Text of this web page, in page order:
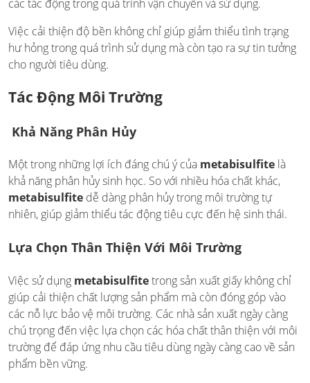
các tác động trong quá trình vận chuyển và sử dụng.
Việc cải thiện độ bền không chỉ giúp giảm thiểu tình trạng
hư hỏng trong quá trình sử dụng mà còn tạo ra sự tin tưởng
cho người tiêu dùng.
Tác Động Môi Trường
Khả Năng Phân Hủy
Một trong những lợi ích đáng chú ý của metabisulfite là
khả năng phân hủy sinh học. So với nhiều hóa chất khác,
metabisulfite dễ dàng phân hủy trong môi trường tự
nhiên, giúp giảm thiểu tác động tiêu cực đến hệ sinh thái.
Lựa Chọn Thân Thiện Với Môi Trường
Việc sử dụng metabisulfitetrong sản xuất giấy không chỉ
giúp cải thiện chất lượng sản phẩm mà còn đóng góp vào
các nỗ lực bảo vệ môi trường. Các nhà sản xuất ngày càng
chú trọng đến việc lựa chọn các hóa chất thân thiện với môi
trường để đáp ứng nhu cầu tiêu dùng ngày càng cao về sản
phẩm bền vững.